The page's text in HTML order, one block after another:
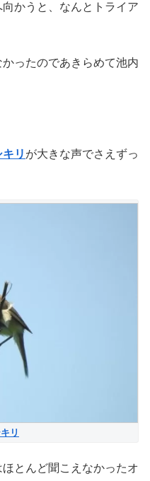
かうと、なんとトライア
ったのであきらめて池内
リ が大きな声でさえずっ
リ
とんど聞こえなかったオ